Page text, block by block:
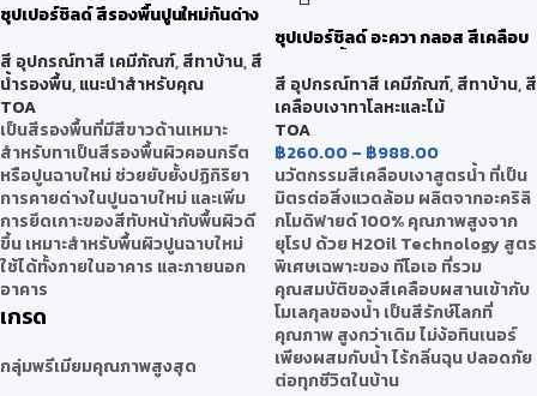
ซุปเปอร์ชิลด์ สีรองพื้นปูนใหม่กันด่าง
สี อุปกรณ์ทาสี เคมีภัณฑ์,สีทาบ้าน,สี
น้ำรองพื้น,แนะนำสำหรับคุณ
TOA
เป็นสีรองพื้นที่มีสีขาวด้านเหมาะ
สำหรับทาเป็นสีรองพื้นผิวคอนกรีต
หรือปูนฉาบใหม่ ช่วยยับยั้งปฏิกิริยา
การคายด่างในปูนฉาบใหม่ และเพิ่ม
การยึดเกาะของสีทับหน้ากับพื้นผิวดี
ขึ้น เหมาะสำหรับพื้นผิวปูนฉาบใหม่
ใช้ได้ทั้งภายในอาคาร และภายนอก
อาคาร
เกรด
กลุ่มพรีเมียมคุณภาพสูงสุด
ซุปเปอร์ชิลด์ อะควา กลอส สีเคลือบ
สี อุปกรณ์ทาสี เคมีภัณฑ์,สีทาบ้าน,สี
เคลือบเงาทาโลหะและไม้
TOA
฿260.00– ฿988.00
นวัตกรรมสีเคลือบเงาสูตรน้ำ ที่เป็น
มิตรต่อสิ่งแวดล้อม ผลิตจากอะคริลิ
กโมดิฟายด์ 100% คุณภาพสูงจาก
ยุโรป ด้วย H2Oil Technology สูตร
พิเศษเฉพาะของ ทีโอเอ ที่รวม
คุณสมบัติของสีเคลือบผสานเข้ากับ
โมเลกุลของน้ำ เป็นสีรักษ์โลกที่
คุณภาพ สูงกว่าเดิม ไม่ง้อทินเนอร์
เพียงผสมกับน้ำ ไร้กลิ่นฉุน ปลอดภัย
ต่อทุกชีวิตในบ้าน